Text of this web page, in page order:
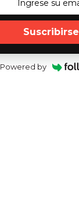
Suscribirse
Powered by